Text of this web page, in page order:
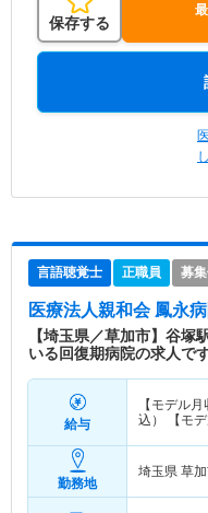
保存する
言語聴覚士 正職員 募
医療法人親和会 鳳永
【埼玉県／草加市】谷塚
いる回復期病院の求人です
給与
【モデル月
込） 【モデ
勤務地
埼玉県 草